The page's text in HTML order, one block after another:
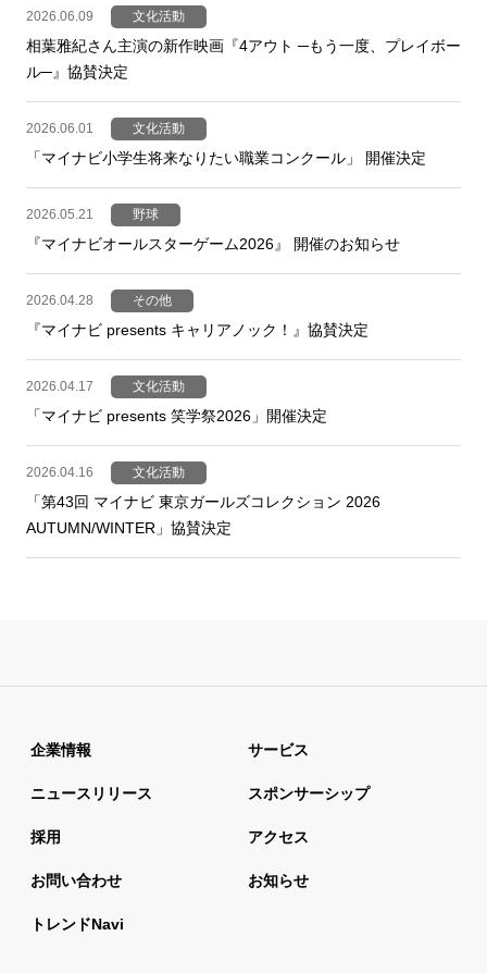
2026.06.09
相葉雅紀さん主演の新作映画『4アウト ─もう一度、プレイボー
ル─』協賛決定
文化活動
2026.06.01
「マイナビ小学生将来なりたい職業コンクール」 開催決定
文化活動
2026.05.21
『マイナビオールスターゲーム2026』 開催のお知らせ
野球
2026.04.28
『マイナビ presents キャリアノック！』協賛決定
その他
2026.04.17
「マイナビ presents 笑学祭2026」開催決定
文化活動
2026.04.16
「第43回 マイナビ 東京ガールズコレクション 2026
AUTUMN/WINTER」協賛決定
文化活動
企業情報 サービス
ニュースリリース スポンサーシップ
採用 アクセス
お問い合わせ お知らせ
トレンドnavi